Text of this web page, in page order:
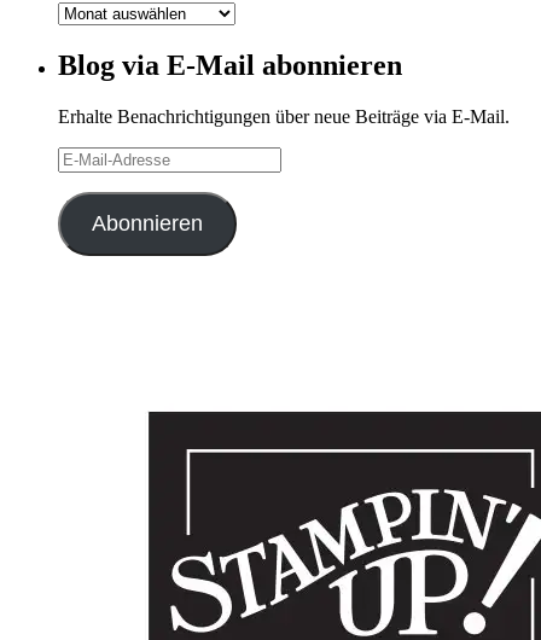
Blog-
Blog via E-Mail abonnieren
Erhalte Benachrichtigungen über neue Beiträge via E-Mail.
E-
Mail-
Adresse
Abonnieren